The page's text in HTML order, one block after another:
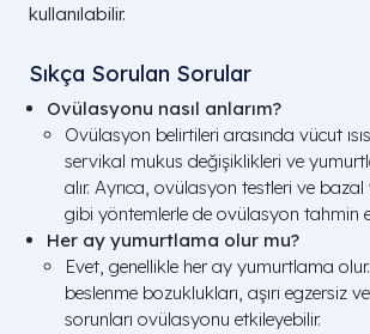
kullanılabilir.
Sıkça Sorulan Sorular
Ovülasyonu nasıl anlarım?
Ovülasyon belirtileri arasında vücut
servikal mukus değişiklikleri ve
alır. Ayrıca, ovülasyon testleri ve bazal
gibi yöntemlerle de ovülasyon tahmin
Her ay yumurtlama olur mu?
Evet, genellikle her ay yumurtlama
beslenme bozuklukları, aşırı egzersiz
sorunları ovülasyonu etkileyebilir.